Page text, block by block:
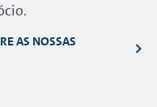
AS NOSSAS